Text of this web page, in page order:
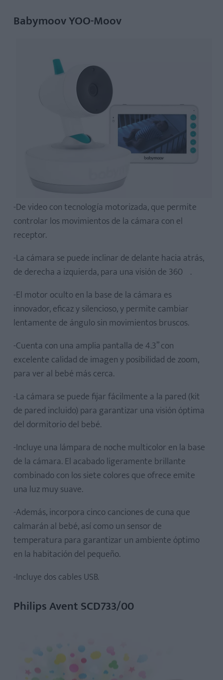
Babymoov YOO-Moov
-De video con tecnología motorizada, que permite
controlar los movimientos de la cámara con el
receptor.
-La cámara se puede inclinar de delante hacia atrás,
de derecha a izquierda, para una visión de 360º.
-El motor oculto en la base de la cámara es
innovador, eficaz y silencioso, y permite cambiar
lentamente de ángulo sin movimientos bruscos.
-Cuenta con una amplia pantalla de 4.3” con
excelente calidad de imagen y posibilidad de zoom,
para ver al bebé más cerca.
-La cámara se puede fijar fácilmente a la pared (kit
de pared incluido) para garantizar una visión óptima
del dormitorio del bebé.
-Incluye una lámpara de noche multicolor en la base
de la cámara. El acabado ligeramente brillante
combinado con los siete colores que ofrece emite
una luz muy suave.
-Además, incorpora cinco canciones de cuna que
calmarán al bebé, así como un sensor de
temperatura para garantizar un ambiente óptimo
en la habitación del pequeño.
-Incluye dos cables USB.
Philips Avent SCD733/00